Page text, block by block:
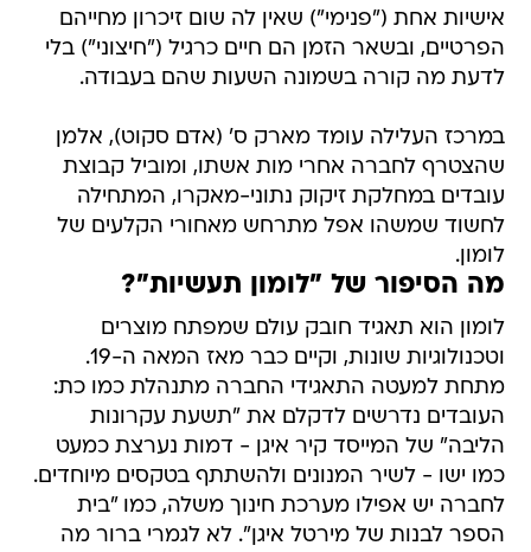
אישיות אחת ("פנימי") שאין לה שום זיכרון מחייהם
הפרטיים, ובשאר הזמן הם חיים כרגיל ("חיצוני") בלי
לדעת מה קורה בשמונה השעות שהם בעבודה.
במרכז העלילה עומד מארק ס' (אדם סקוט), אלמן
שהצטרף לחברה אחרי מות אשתו, ומוביל קבוצת
עובדים במחלקת זיקוק נתוני-מאקרו, המתחילה
לחשוד שמשהו אפל מתרחש מאחורי הקלעים של
לומון.
מה הסיפור של "לומון תעשיות"?
לומון הוא תאגיד חובק עולם שמפתח מוצרים
וטכנולוגיות שונות, וקיים כבר מאז המאה ה-19.
מתחת למעטה התאגידי החברה מתנהלת כמו כת:
העובדים נדרשים לדקלם את "תשעת עקרונות
הליבה" של המייסד קיר איגן - דמות נערצת כמעט
כמו ישו - לשיר המנונים ולהשתתף בטקסים מיוחדים.
לחברה יש אפילו מערכת חינוך משלה, כמו "בית
הספר לבנות של מירטל איגן". לא לגמרי ברור מה